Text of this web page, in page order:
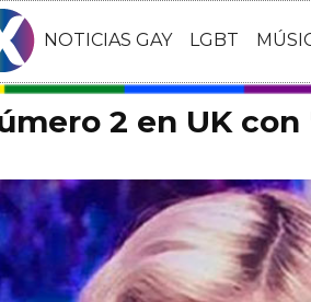
NOTICIAS GAY LGBT
2 en UK